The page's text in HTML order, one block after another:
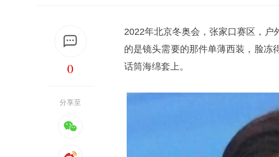
0
分享至
2022年北京冬奥会，张家口赛区，
的是镜头需要的那件单薄西装，脸冻
话筒海绵套上。